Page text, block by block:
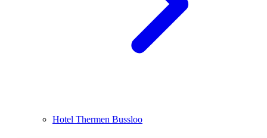
Hotel Thermen Bussloo